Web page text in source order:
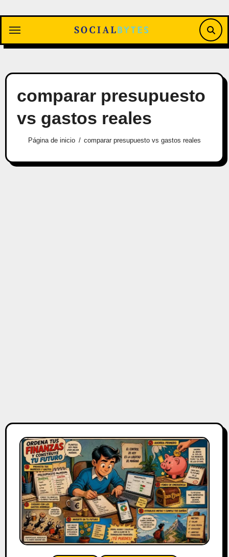
contenido
comparar presupuesto
vs gastos reales
Página de inicio comparar presupuesto vs gastos reales